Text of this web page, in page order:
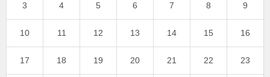
3 4 5 6 7 8 9
10 11 12 13 14 15 16
17 18 19 20 21 22 23